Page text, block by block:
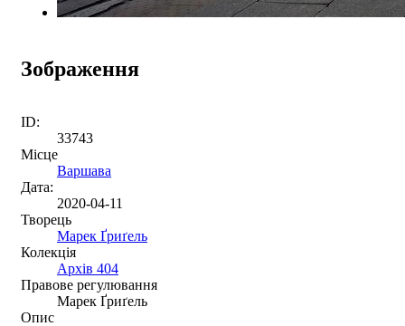
Зображення
ID:
33743
Місце
Варшава
Дата:
2020-04-11
Творець
Марек Ґриґель
Колекція
Архів 404
Правове регулювання
Марек Ґриґель
Опис